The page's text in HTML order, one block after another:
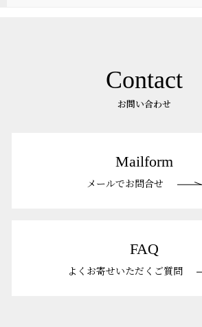
Contact
お問い合わせ
Mailform
メールでお問合せ
FAQ
よくお寄せいただくご質問